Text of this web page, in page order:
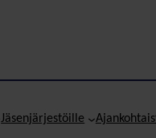
Jäsenjärjestöille